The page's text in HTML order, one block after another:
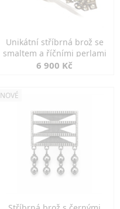
Unikátní stříbrná brož se
smaltem a říčními perlami
6 900 Kč
NOVÉ